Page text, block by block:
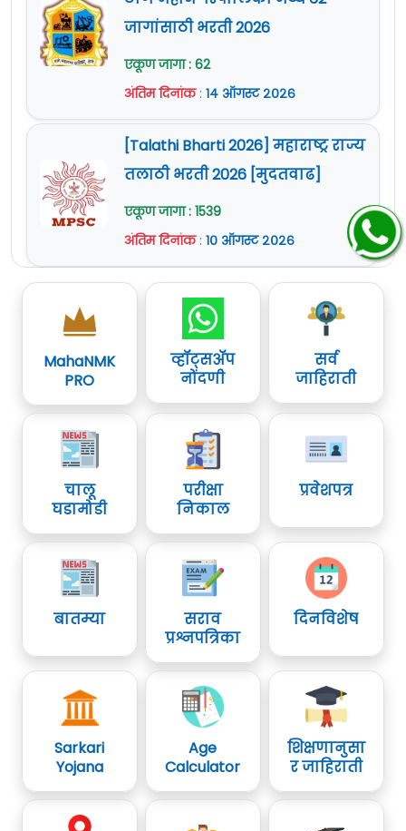
जागांसाठी भरती 2026
एकूण जागा : 62
अंतिम दिनांक: १४ ऑगस्ट २०२६
[Talathi Bharti 2026] महाराष्ट्र राज्य
तलाठी भरती 2026 [मुदतवाढ]
एकूण जागा : 1539
अंतिम दिनांक: १० ऑगस्ट २०२६
MahaNMK
PRO
व्हॉट्सॲप
नोंदणी
सर्व
जाहिराती
चालू
घडामोडी
परीक्षा
निकाल
प्रवेशपत्र
बातम्या
सराव
प्रश्नपत्रिका
दिनविशेष
Sarkari
Yojana
Age
Calculator
शिक्षणानुसा
र जाहिराती